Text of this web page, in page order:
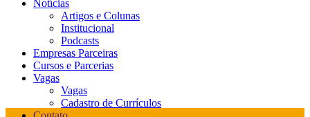
Notícias
Artigos e Colunas
Institucional
Podcasts
Empresas Parceiras
Cursos e Parcerias
Vagas
Vagas
Cadastro de Currículos